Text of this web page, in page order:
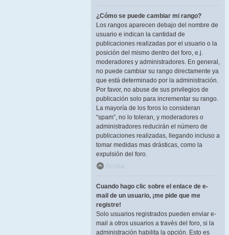
¿Cómo se puede cambiar mi rango?
Los rangos aparecen debajo del nombre de
usuario e indican la cantidad de
publicaciones realizadas por el usuario o la
posición del mismo dentro del foro, e.j.
moderadores y administradores. En general,
no puede cambiar su rango directamente ya
que está determinado por la administración.
Por favor, no abuse de sus privilegios de
publicación solo para incrementar su rango.
La mayoría de los foros lo consideran
“spam”, no lo toleran, y moderadores o
administradores reducirán el número de
publicaciones realizadas, llegando incluso a
tomar medidas mas drásticas, como la
expulsión del foro.
Arriba
Cuando hago clic sobre el enlace de e-
mail de un usuario, ¡me pide que me
registre!
Solo usuarios registrados pueden enviar e-
mail a otros usuarios a través del foro, si la
administración habilita la opción. Esto es